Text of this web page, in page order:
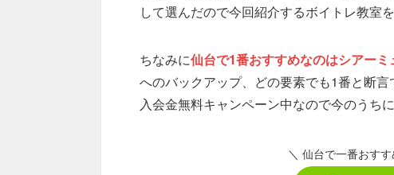
して選んだので今回紹介するボイトレ教室
ちなみに仙台で1番おすすめなのはシアーミ
へのバックアップ、どの要素でも1番と断
入会金無料キャンペーン中なので今のうち
＼ 仙台で一番おす